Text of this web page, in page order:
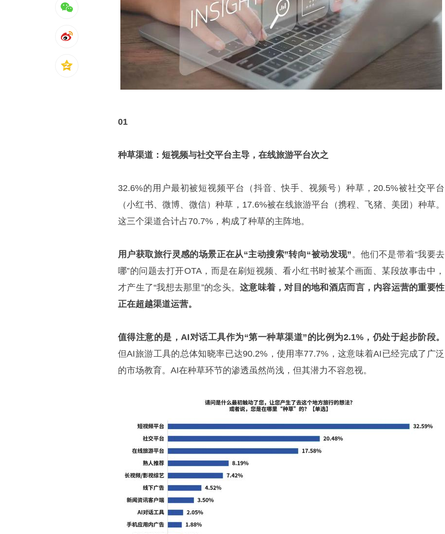
01
种草渠道：短视频与社交平台主导，在线旅游平台次之
32.6%的用户最初被短视频平台（抖音、快手、视频号）种草，20.5%被社交平台
（小红书、微博、微信）种草，17.6%被在线旅游平台（携程、飞猪、美团）种草。
这三个渠道合计占70.7%，构成了种草的主阵地。
用户获取旅行灵感的场景正在从“主动搜索”转向“被动发现”。他们不是带着“我要去
哪”的问题去打开OTA，而是在刷短视频、看小红书时被某个画面、某段故事击中，
才产生了“我想去那里”的念头。这意味着，对目的地和酒店而言，内容运营的重要性
正在超越渠道运营。
值得注意的是，AI对话工具作为“第一种草渠道”的比例为2.1%，仍处于起步阶段。
但AI旅游工具的总体知晓率已达90.2%，使用率77.7%，这意味着AI已经完成了广泛
的市场教育。AI在种草环节的渗透虽然尚浅，但其潜力不容忽视。